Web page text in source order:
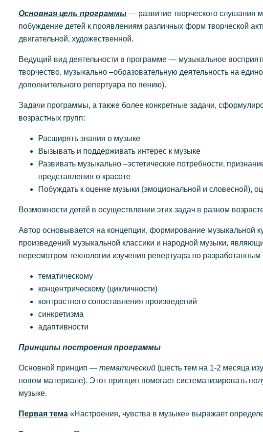
Основная цель программы — развитие творческого слушания
побуждение детей к проявлениям различных форм творческой
двигательной, художественной.
Ведущий вид деятельности в программе — музыкальное
творчество, музыкально –образовательную деятельность на
дополнительного репертуара по пению).
Задачи программы, а также более конкретные задачи,
возрастных групп:
Расширять знания о музыке
Вызывать и поддерживать интерес к музыке
Развивать музыкально –эстетические потребности,
представления о красоте
Побуждать к оценке музыки (эмоциональной и словесной),
Возможности детей в осуществлении этих задач в разном
Автор основывается на концепции, формирование музыкальной
произведений музыкальной классики и народной музыки,
пересмотром технологии изучения репертуара по
тематическому
концентрическому (цикличности)
контрастного сопоставления произведений
синкретизма
адаптивности
Принципы построения программы
Основной принцип — тематический (шесть тем на 1-2 месяца
новом материале). Этот принцип помогает систематизировать
музыке.
Первая тема «Настроения, чувства в музыке» выражает